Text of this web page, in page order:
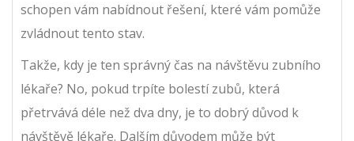
schopen vám nabídnout řešení, které vám pomůže
zvládnout tento stav.
Takže, kdy je ten správný čas na návštěvu zubního
lékaře? No, pokud trpíte bolestí zubů, která
přetrvává déle než dva dny, je to dobrý důvod k
návštěvě lékaře. Dalším důvodem může být